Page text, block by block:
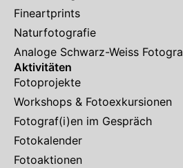
Fineartprints
Naturfotografie
Analoge Schwarz-Weiss
Aktivitäten
Fotoprojekte
Workshops & Fotoexkursionen
Fotograf(i)en im Gespräch
Fotokalender
Fotoaktionen